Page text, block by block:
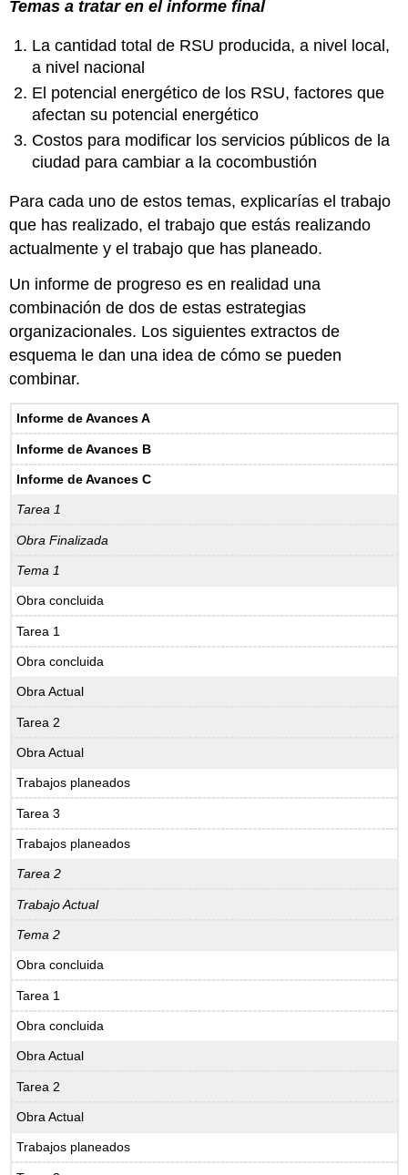
Temas a tratar en el informe final
La cantidad total de RSU producida, a nivel local,
a nivel nacional
El potencial energético de los RSU, factores que
afectan su potencial energético
Costos para modificar los servicios públicos de la
ciudad para cambiar a la cocombustión
Para cada uno de estos temas, explicarías el trabajo
que has realizado, el trabajo que estás realizando
actualmente y el trabajo que has planeado.
Un informe de progreso es en realidad una
combinación de dos de estas estrategias
organizacionales. Los siguientes extractos de
esquema le dan una idea de cómo se pueden
combinar.
Informe de Avances A
Informe de Avances B
Informe de Avances C
Tarea 1
Obra Finalizada
Tema 1
Obra concluida
Tarea 1
Obra concluida
Obra Actual
Tarea 2
Obra Actual
Trabajos planeados
Tarea 3
Trabajos planeados
Tarea 2
Trabajo Actual
Tema 2
Obra concluida
Tarea 1
Obra concluida
Obra Actual
Tarea 2
Obra Actual
Trabajos planeados